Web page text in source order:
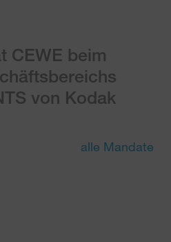
CEWE beim
von Kodak
alle Mandate